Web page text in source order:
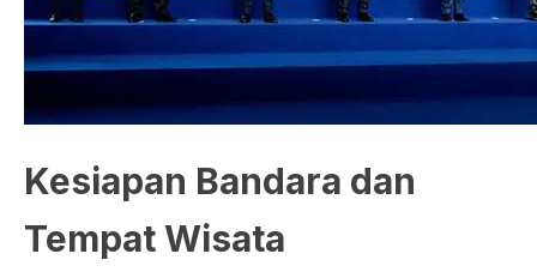
Kesiapan Bandara dan
Tempat Wisata​